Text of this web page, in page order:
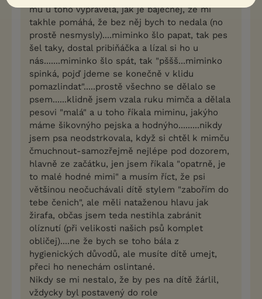
mu u toho vyprávěla, jak je báječnej, že mi
takhle pomáhá, že bez něj bych to nedala (no
prostě nesmysly)....miminko šlo papat, tak pes
šel taky, dostal pribiňáčka a lízal si ho u
nás.......miminko šlo spát, tak "pššš...miminko
spinká, pojď jdeme se konečně v klidu
pomazlindat".....prostě všechno se dělalo se
psem......klidně jsem vzala ruku mimča a dělala
pesovi "malá" a u toho říkala miminu, jakýho
máme šikovnýho pejska a hodnýho.........nikdy
jsem psa neodstrkovala, když si chtěl k mimču
čmuchnout-samozřejmě nejlépe pod dozorem,
hlavně ze začátku, jen jsem říkala "opatrně, je
to malé hodné mimi" a musím říct, že psi
většinou neočuchávali dítě stylem "zabořím do
tebe čenich", ale měli nataženou hlavu jak
žirafa, občas jsem teda nestihla zabránit
olíznutí (při velikosti našich psů komplet
obličej)....ne že bych se toho bála z
hygienických důvodů, ale musíte dítě umejt,
přeci ho nenechám oslintané.
Nikdy se mi nestalo, že by pes na dítě žárlil,
vždycky byl postavený do role